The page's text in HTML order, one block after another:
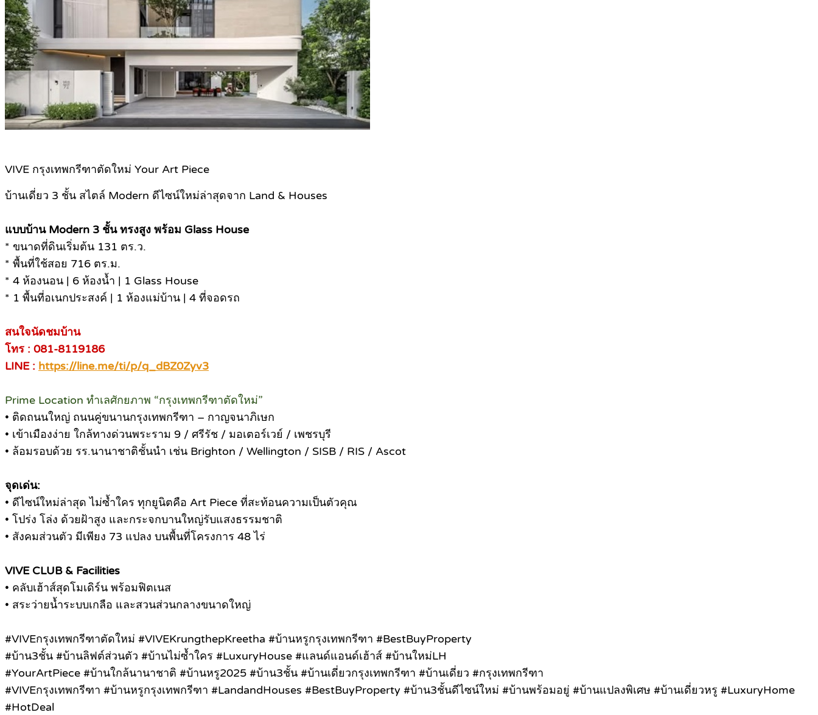
VIVE กรุงเทพกรีฑาตัดใหม่ Your Art Piece
บ้านเดี่ยว 3 ชั้น สไตล์ Modern ดีไซน์ใหม่ล่าสุดจาก Land & Houses
แบบบ้าน Modern 3 ชั้น ทรงสูง พร้อม Glass House
* ขนาดที่ดินเริ่มต้น 131 ตร.ว.
* พื้นที่ใช้สอย 716 ตร.ม.
* 4 ห้องนอน | 6 ห้องน้ำ | 1 Glass House
* 1 พื้นที่อเนกประสงค์ | 1 ห้องแม่บ้าน | 4 ที่จอดรถ
สนใจนัดชมบ้าน
โทร : 081-8119186
LINE : https://line.me/ti/p/q_dBZ0Zyv3
Prime Location ทำเลศักยภาพ “กรุงเทพกรีฑาตัดใหม่”
• ติดถนนใหญ่ ถนนคู่ขนานกรุงเทพกรีฑา – กาญจนาภิเษก
• เข้าเมืองง่าย ใกล้ทางด่วนพระราม 9 / ศรีรัช / มอเตอร์เวย์ / เพชรบุรี
• ล้อมรอบด้วย รร.นานาชาติชั้นนำ เช่น Brighton / Wellington / SISB / RIS / Ascot
จุดเด่น:
• ดีไซน์ใหม่ล่าสุด ไม่ซ้ำใคร ทุกยูนิตคือ Art Piece ที่สะท้อนความเป็นตัวคุณ
• โปร่ง โล่ง ด้วยฝ้าสูง และกระจกบานใหญ่รับแสงธรรมชาติ
• สังคมส่วนตัว มีเพียง 73 แปลง บนพื้นที่โครงการ 48 ไร่
VIVE CLUB & Facilities
• คลับเฮ้าส์สุดโมเดิร์น พร้อมฟิตเนส
• สระว่ายน้ำระบบเกลือ และสวนส่วนกลางขนาดใหญ่
#VIVEกรุงเทพกรีฑาตัดใหม่ #VIVEKrungthepKreetha #บ้านหรูกรุงเทพกรีฑา #BestBuyProperty
#บ้าน3ชั้น #บ้านลิฟต์ส่วนตัว #บ้านไม่ซ้ำใคร #LuxuryHouse #แลนด์แอนด์เฮ้าส์ #บ้านใหม่LH
#YourArtPiece #บ้านใกล้นานาชาติ #บ้านหรู2025 #บ้าน3ชั้น #บ้านเดี่ยวกรุงเทพกรีฑา #บ้านเดี่ยว #กรุงเทพกรีฑา
#VIVEกรุงเทพกรีฑา #บ้านหรูกรุงเทพกรีฑา #LandandHouses #BestBuyProperty #บ้าน3ชั้นดีไซน์ใหม่ #บ้านพร้อมอยู่ #บ้านแปลงพิเศษ #บ้านเดี่ยวหรู #LuxuryHome
#HotDeal